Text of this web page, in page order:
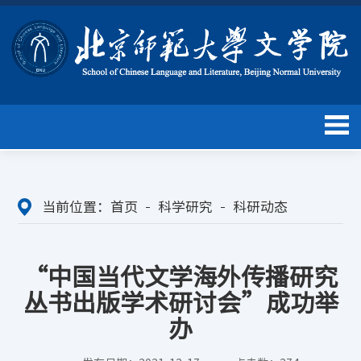
当前位置： 首页 科学研究 科研动态
“中国当代文学海外传播研究
丛书出版学术研讨会”成功举
办